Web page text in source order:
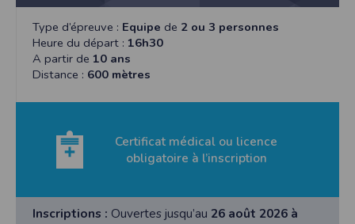
Type d’épreuve : Equipe de 2 ou 3 personnes
Heure du départ : 16h30
A partir de 10 ans
Distance : 600 mètres
Certificat médical ou licence
obligatoire à l’inscription
Inscriptions : Ouvertes jusqu’au 26 août 2026 à